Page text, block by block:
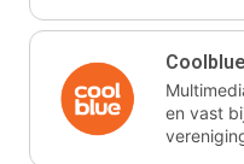
Coolblue
en vast